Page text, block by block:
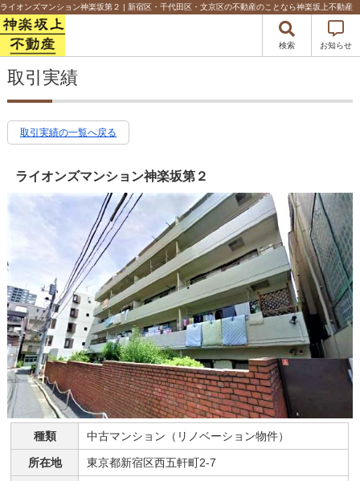
ライオンズマンション神楽坂第２ | 新宿区・千代田区・文京区の不動産のことなら神楽坂上不動産
検索 お知らせ
取引実績
取引実績の一覧へ戻る
ライオンズマンション神楽坂第２
種類 中古マンション（リノベーション物件）
所在地 東京都新宿区西五軒町2-7